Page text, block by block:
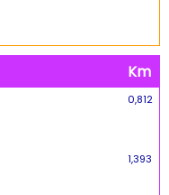
Km
0,812
1,393